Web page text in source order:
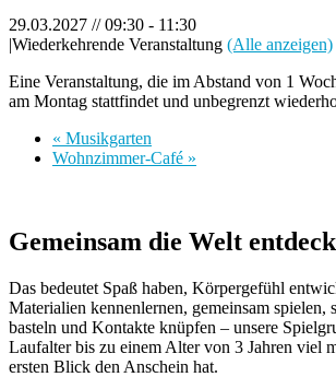
29.03.2027 // 09:30 - 11:30
|Wiederkehrende Veranstaltung (Alle anzeigen)
Eine Veranstaltung, die im Abstand von 1
am Montag stattfindet und unbegrenzt
« Musikgarten
Wohnzimmer-Café »
Gemeinsam die Welt
Das bedeutet Spaß haben, Körpergefühl
Materialien kennenlernen, gemeinsam spielen,
basteln und Kontakte knüpfen – unsere
Laufalter bis zu einem Alter von 3 Jahren viel
ersten Blick den Anschein hat.